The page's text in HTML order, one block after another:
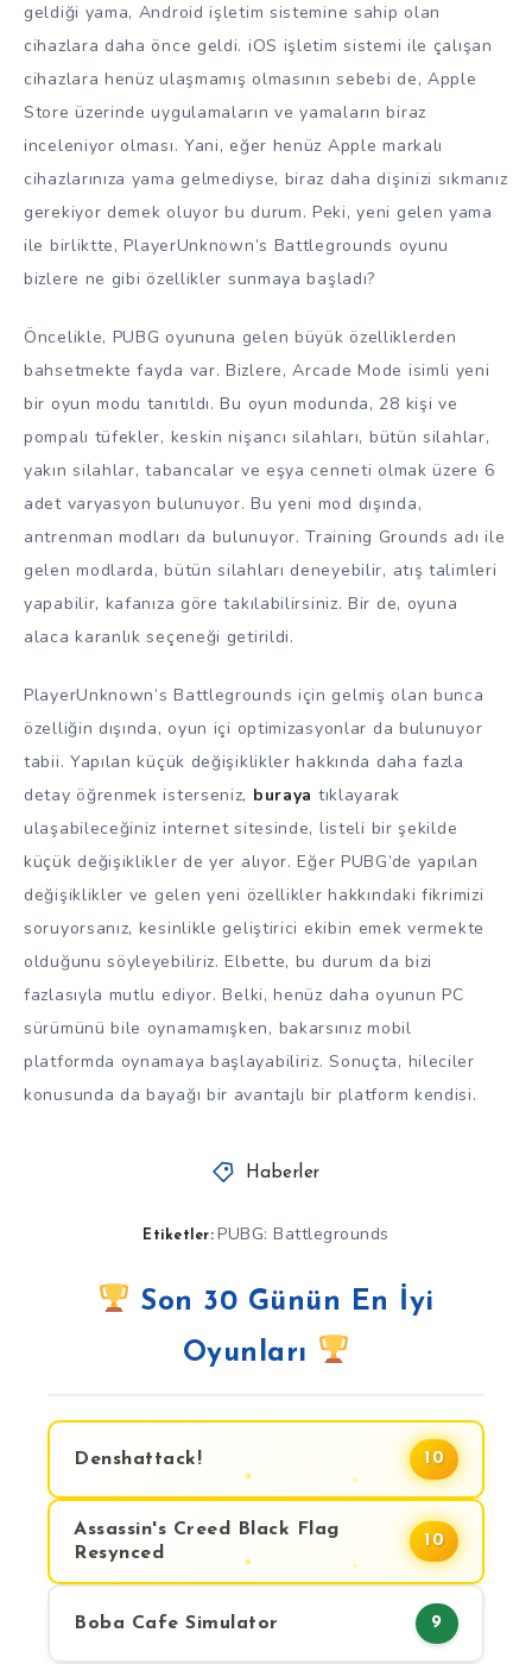
geldiği yama, Android işletim sistemine sahip olan
cihazlara daha önce geldi. iOS işletim sistemi ile çalışan
cihazlara henüz ulaşmamış olmasının sebebi de, Apple
Store üzerinde uygulamaların ve yamaların biraz
inceleniyor olması. Yani, eğer henüz Apple markalı
cihazlarınıza yama gelmediyse, biraz daha dişinizi sıkmanız
gerekiyor demek oluyor bu durum. Peki, yeni gelen yama
ile birliktte, PlayerUnknown’s Battlegrounds oyunu
bizlere ne gibi özellikler sunmaya başladı?
Öncelikle, PUBG oyununa gelen büyük özelliklerden
bahsetmekte fayda var. Bizlere, Arcade Mode isimli yeni
bir oyun modu tanıtıldı. Bu oyun modunda, 28 kişi ve
pompalı tüfekler, keskin nişancı silahları, bütün silahlar,
yakın silahlar, tabancalar ve eşya cenneti olmak üzere 6
adet varyasyon bulunuyor. Bu yeni mod dışında,
antrenman modları da bulunuyor. Training Grounds adı ile
gelen modlarda, bütün silahları deneyebilir, atış talimleri
yapabilir, kafanıza göre takılabilirsiniz. Bir de, oyuna
alaca karanlık seçeneği getirildi.
PlayerUnknown’s Battlegrounds için gelmiş olan bunca
özelliğin dışında, oyun içi optimizasyonlar da bulunuyor
tabii. Yapılan küçük değişiklikler hakkında daha fazla
detay öğrenmek isterseniz, buraya tıklayarak
ulaşabileceğiniz internet sitesinde, listeli bir şekilde
küçük değişiklikler de yer alıyor. Eğer PUBG’de yapılan
değişiklikler ve gelen yeni özellikler hakkındaki fikrimizi
soruyorsanız, kesinlikle geliştirici ekibin emek vermekte
olduğunu söyleyebiliriz. Elbette, bu durum da bizi
fazlasıyla mutlu ediyor. Belki, henüz daha oyunun PC
sürümünü bile oynamamışken, bakarsınız mobil
platformda oynamaya başlayabiliriz. Sonuçta, hileciler
konusunda da bayağı bir avantajlı bir platform kendisi.
Haberler
Etiketler: PUBG: Battlegrounds
Son 30 Günün En İyi
Oyunları
Denshattack! 10
Assassin's Creed Black Flag
Resynced
10
Boba Cafe Simulator 9